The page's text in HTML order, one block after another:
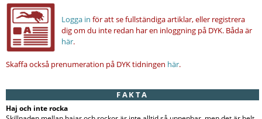
Logga in för att se fullständiga artiklar, eller registrera
dig om du inte redan har en inloggning på DYK. Båda är
här.
Skaffa också prenumeration på DYK tidningen här.
FAKTA
Haj och inte rocka